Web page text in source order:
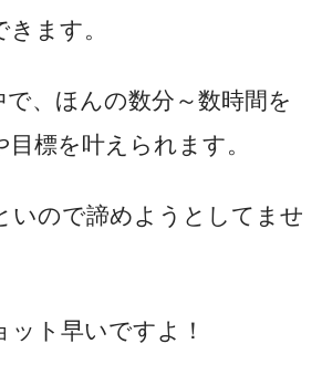
ます。
、ほんの数分～数時間を
標を叶えられます。
いので諦めようとしてませ
ト早いですよ！